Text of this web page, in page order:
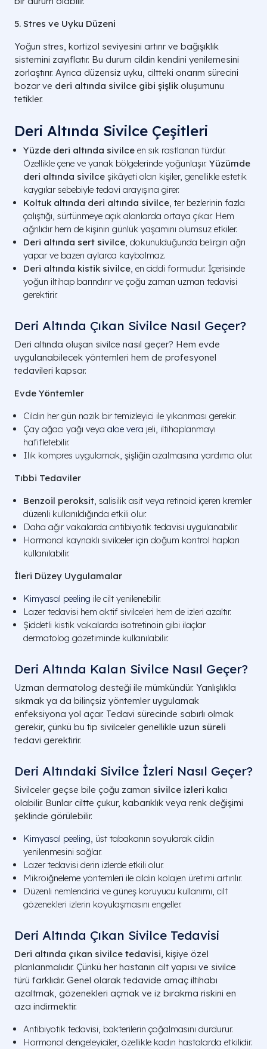
5. Stres ve Uyku Düzeni
Yoğun stres, kortizol seviyesini artırır ve bağışıklık
sistemini zayıflatır. Bu durum cildin kendini yenilemesini
zorlaştırır. Ayrıca düzensiz uyku, ciltteki onarım sürecini
bozar ve deri altında sivilce gibi şişlik oluşumunu
tetikler.
Deri Altında Sivilce Çeşitleri
Yüzde deri altında sivilce en sık rastlanan türdür.
Özellikle çene ve yanak bölgelerinde yoğunlaşır. Yüzümde
deri altında sivilce şikâyeti olan kişiler, genellikle estetik
kaygılar sebebiyle tedavi arayışına girer.
Koltuk altında deri altında sivilce, ter bezlerinin fazla
çalıştığı, sürtünmeye açık alanlarda ortaya çıkar. Hem
ağrılıdır hem de kişinin günlük yaşamını olumsuz etkiler.
Deri altında sert sivilce, dokunulduğunda belirgin ağrı
yapar ve bazen aylarca kaybolmaz.
Deri altında kistik sivilce, en ciddi formudur. İçerisinde
yoğun iltihap barındırır ve çoğu zaman uzman tedavisi
gerektirir.
Deri Altında Çıkan Sivilce Nasıl Geçer?
Deri altında oluşan sivilce nasıl geçer? Hem evde
uygulanabilecek yöntemleri hem de profesyonel
tedavileri kapsar.
Evde Yöntemler
Cildin her gün nazik bir temizleyici ile yıkanması gerekir.
Çay ağacı yağı veya aloe vera jeli, iltihaplanmayı
hafifletebilir.
Ilık kompres uygulamak, şişliğin azalmasına yardımcı olur.
Tıbbi Tedaviler
Benzoil peroksit, salisilik asit veya retinoid içeren kremler
düzenli kullanıldığında etkili olur.
Daha ağır vakalarda antibiyotik tedavisi uygulanabilir.
Hormonal kaynaklı sivilceler için doğum kontrol hapları
kullanılabilir.
İleri Düzey Uygulamalar
Kimyasal peeling ile cilt yenilenebilir.
Lazer tedavisi hem aktif sivilceleri hem de izleri azaltır.
Şiddetli kistik vakalarda isotretinoin gibi ilaçlar
dermatolog gözetiminde kullanılabilir.
Deri Altında Kalan Sivilce Nasıl Geçer?
Uzman dermatolog desteği ile mümkündür. Yanlışlıkla
sıkmak ya da bilinçsiz yöntemler uygulamak
enfeksiyona yol açar. Tedavi sürecinde sabırlı olmak
gerekir, çünkü bu tip sivilceler genellikle uzun süreli
tedavi gerektirir.
Deri Altındaki Sivilce İzleri Nasıl Geçer?
Sivilceler geçse bile çoğu zaman sivilce izleri kalıcı
olabilir. Bunlar ciltte çukur, kabarıklık veya renk değişimi
şeklinde görülebilir.
Kimyasal peeling, üst tabakanın soyularak cildin
yenilenmesini sağlar.
Lazer tedavisi derin izlerde etkili olur.
Mikroiğneleme yöntemleri ile cildin kolajen üretimi artırılır.
Düzenli nemlendirici ve güneş koruyucu kullanımı, cilt
gözenekleri izlerin koyulaşmasını engeller.
Deri Altında Çıkan Sivilce Tedavisi
Deri altında çıkan sivilce tedavisi, kişiye özel
planlanmalıdır. Çünkü her hastanın cilt yapısı ve sivilce
türü farklıdır. Genel olarak tedavide amaç iltihabı
azaltmak, gözenekleri açmak ve iz bırakma riskini en
aza indirmektir.
Antibiyotik tedavisi, bakterilerin çoğalmasını durdurur.
Hormonal dengeleyiciler, özellikle kadın hastalarda etkilidir.